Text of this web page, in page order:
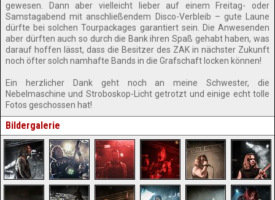
gewesen. Dann aber vielleicht lieber auf einem Freitag- oder
Samstagabend mit anschließendem Disco-Verbleib – gute Laune
dürfte bei solchen Tourpackages garantiert sein. Die Anwesenden
aber dürften auch so durch die Bank ihren Spaß gehabt haben, was
darauf hoffen lässt, dass die Besitzer des ZAK in nächster Zukunft
noch öfter solch namhafte Bands in die Grafschaft locken können!
Ein herzlicher Dank geht noch an meine Schwester, die
Nebelmaschine und Stroboskop-Licht getrotzt und einige echt tolle
Fotos geschossen hat!
Bildergalerie